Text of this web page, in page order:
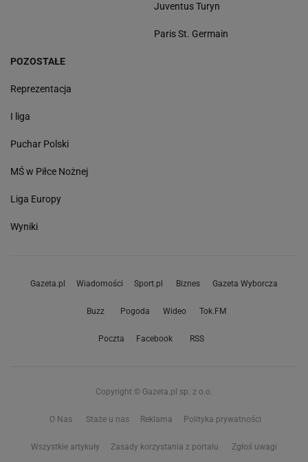
Juventus Turyn
Paris St. Germain
POZOSTAŁE
Reprezentacja
I liga
Puchar Polski
MŚ w Piłce Nożnej
Liga Europy
Wyniki
Gazeta.pl Wiadomości Sport.pl Biznes Gazeta Wyborcza
Buzz Pogoda Wideo Tok.FM
Poczta Facebook RSS
Copyright © Gazeta.pl sp. z o.o.
O Nas Staże u nas Reklama Polityka prywatności
Wszystkie artykuły Zasady korzystania z portalu Zgłoś uwagi